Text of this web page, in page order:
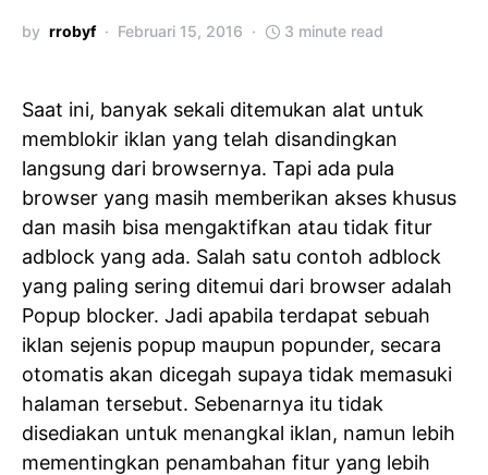
by rrobyf Februari 15, 2016 3 minute read
Saat ini, banyak sekali ditemukan alat untuk
memblokir iklan yang telah disandingkan
langsung dari browsernya. Tapi ada pula
browser yang masih memberikan akses khusus
dan masih bisa mengaktifkan atau tidak fitur
adblock yang ada. Salah satu contoh adblock
yang paling sering ditemui dari browser adalah
Popup blocker. Jadi apabila terdapat sebuah
iklan sejenis popup maupun popunder, secara
otomatis akan dicegah supaya tidak memasuki
halaman tersebut. Sebenarnya itu tidak
disediakan untuk menangkal iklan, namun lebih
mementingkan penambahan fitur yang lebih